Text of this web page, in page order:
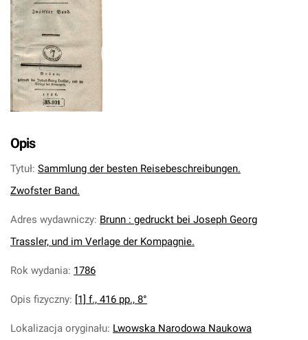
Opis
Tytuł: Sammlung der besten Reisebeschreibungen.
Zwofster Band.
Adres wydawniczy: Brunn : gedruckt bei Joseph Georg
Trassler, und im Verlage der Kompagnie.
Rok wydania: 1786
Opis fizyczny: [1] f., 416 pp., 8°
Lokalizacja oryginału: Lwowska Narodowa Naukowa